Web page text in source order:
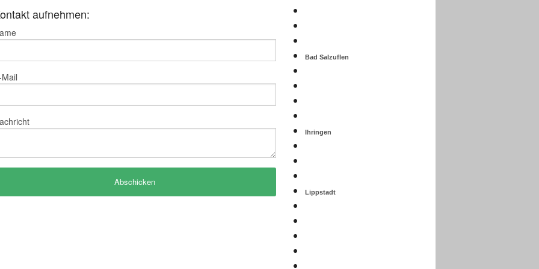
aufnehmen:
Mail
Abschicken
Bad Salzuflen
Ihringen
Lippstadt